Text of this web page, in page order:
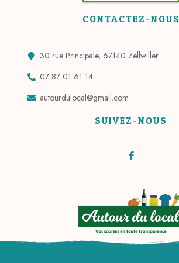
CONTACTEZ-NOUS
30 rue Principale, 67140 Zellwiller
07 87 01 61 14
autourdulocal@gmail.com
SUIVEZ-NOUS